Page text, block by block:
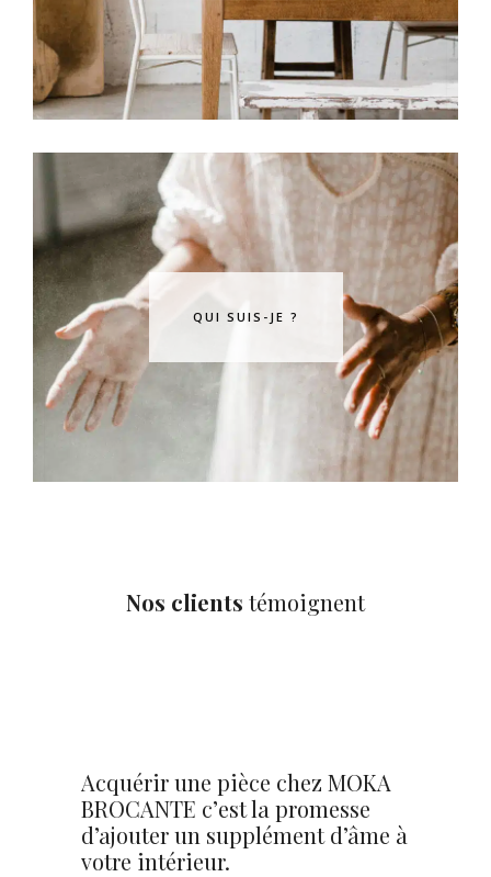
QUI SUIS-JE ?
Nos clients témoignent
Acquérir une pièce chez MOKA
BROCANTE c’est la promesse
d’ajouter un supplément d’âme à
votre intérieur.